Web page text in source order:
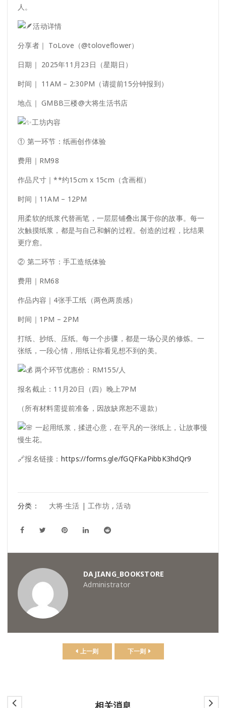
人。
活动详情
分享者｜ ToLove（@toloveflower）
日期｜ 2025年11月23日（星期日）
时间｜ 11AM – 2:30PM（请提前15分钟报到）
地点｜ GMBB三楼@大将生活书店
工坊内容
① 第一环节：纸画创作体验
费用｜RM98
作品尺寸｜**约15cm x 15cm（含画框）
时间｜11AM – 12PM
用柔软的纸浆代替画笔，一层层铺叠出属于你的故事。每一
次触摸纸浆，都是与自己和解的过程。创造的过程，比结果
更疗愈。
② 第二环节：手工造纸体验
费用｜RM68
作品内容｜4张手工纸（两色两质感）
时间｜1PM – 2PM
打纸、抄纸、压纸。每一个步骤，都是一场心灵的修炼。一
张纸，一段心情，用纸让你看见想不到的美。
两个环节优惠价：RM155/人
报名截止：11月20日（四）晚上7PM
（所有材料需提前准备，因故缺席恕不退款）
一起用纸浆，揉进心意，在平凡的一张纸上，让故事慢
慢生花。
🔗报名链接： https://forms.gle/fGQFKaPibbK3hdQr9
分类： 大将·生活 | 工作坊 ,活动
DAJIANG_BOOKSTORE
Administrator
上一则 下一则
相关消息